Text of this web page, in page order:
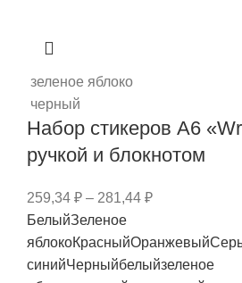
зеленое яблоко
черный
Набор стикеров А6
ручкой и блокнотом
259,34 ₽ – 281,44 ₽
БелыйЗеленое
яблокоКрасныйОранжевый
синийЧерныйбелыйзеленое